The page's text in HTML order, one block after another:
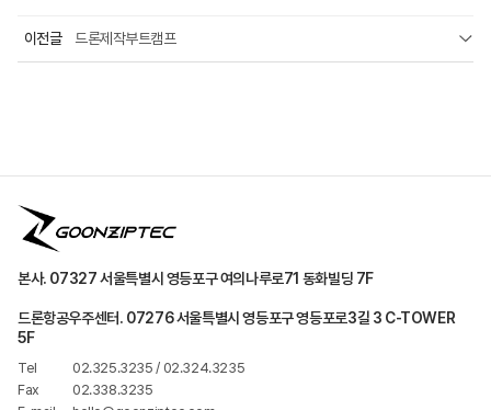
이전글 드론제작부트캠프
본사. 07327 서울특별시 영등포구 여의나루로71 동화빌딩 7F
드론항공우주센터. 07276 서울특별시 영등포구 영등포로3길 3 C-TOWER
5F
Tel
02.325.3235 / 02.324.3235
Fax
02.338.3235